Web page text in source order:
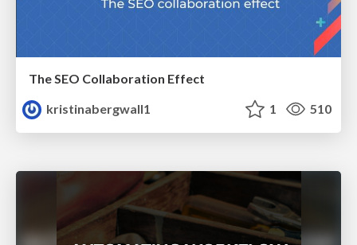
The SEO Collaboration Effect
kristinabergwall1
1 510